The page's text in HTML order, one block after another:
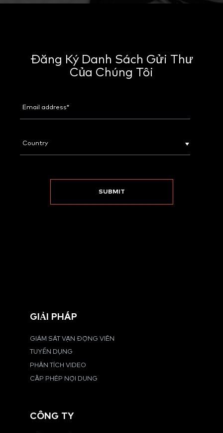
Đăng Ký Danh Sách Gửi Thư
Của Chúng Tôi
GIẢI PHÁP
GIÁM SÁT VẬN ĐỘNG VIÊN
TUYỂN DỤNG
PHÂN TÍCH VIDEO
CẤP PHÉP NỘI DUNG
CÔNG TY